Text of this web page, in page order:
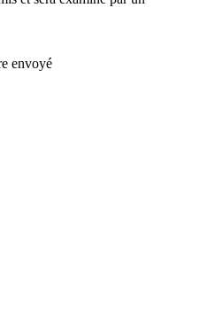
envoyé